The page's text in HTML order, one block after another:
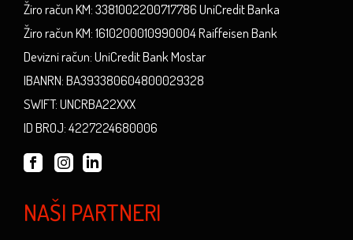
Žiro račun KM: 3381002200717786 UniCredit Banka
Žiro račun KM: 1610200010990004 Raiffeisen Bank
Devizni račun: UniCredit Bank Mostar
IBANRN: BA393380604800029328
SWIFT: UNCRBA22XXX
ID BROJ: 4227224680006
NAŠI PARTNERI